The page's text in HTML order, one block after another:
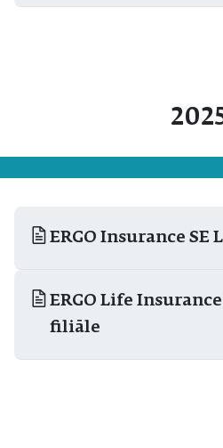
ERGO Insurance
ERGO Life
filiāle